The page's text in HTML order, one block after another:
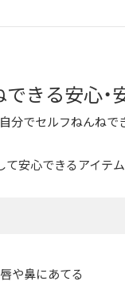
きる安心・
分でセルフねんね
安心できるアイテ
や鼻にあてる